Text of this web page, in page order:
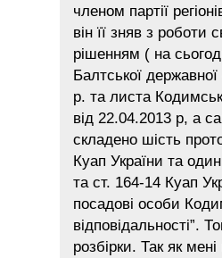
членом партії
він її зняв з роботи
рішенням ( на
Балтської
р. та листа
від 22.04.2013 р, а
складено шість
Куап України та
та ст. 164-14 Куап
посадові особи
відповідальності”.
розбірки. Так як